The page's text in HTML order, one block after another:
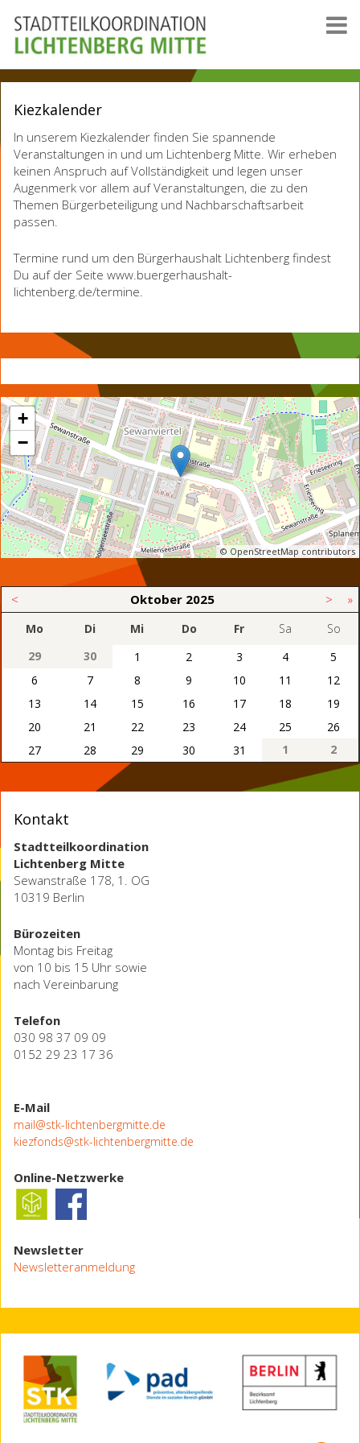
Kiezkalender
In unserem Kiezkalender finden Sie spannende
Veranstaltungen in und um Lichtenberg Mitte. Wir erheben
keinen Anspruch auf Vollständigkeit und legen unser
Augenmerk vor allem auf Veranstaltungen, die zu den
Themen Bürgerbeteiligung und Nachbarschaftsarbeit
passen.
Termine rund um den Bürgerhaushalt Lichtenberg findest
Du auf der Seite www.buergerhaushalt-
lichtenberg.de/termine.
+
−
© OpenStreetMap contributors
< Oktober 2025 > »
Mo Di Mi Do Fr Sa
So
29
30 1 2 3 4
5
6
7 8 9 10 11
12
13
14 15 16 17 18
19
20
21 22 23 24 25
26
27
28 29 30 31 1 2
Kontakt
Stadtteilkoordination
Lichtenberg Mitte
Sewanstraße 178, 1. OG
10319 Berlin
Bürozeiten
Montag bis Freitag
von 10 bis 15 Uhr sowie
nach Vereinbarung
Telefon
030 98 37 09 09
0152 29 23 17 36
E-Mail
mail@stk-lichtenbergmitte.de
kiezfonds@stk-lichtenbergmitte.de
Online-Netzwerke
Newsletter
Newsletteranmeldung